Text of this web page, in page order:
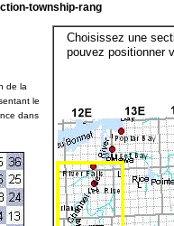
township-rang
de la
le
dans
Choisissez une
pouvez positionner